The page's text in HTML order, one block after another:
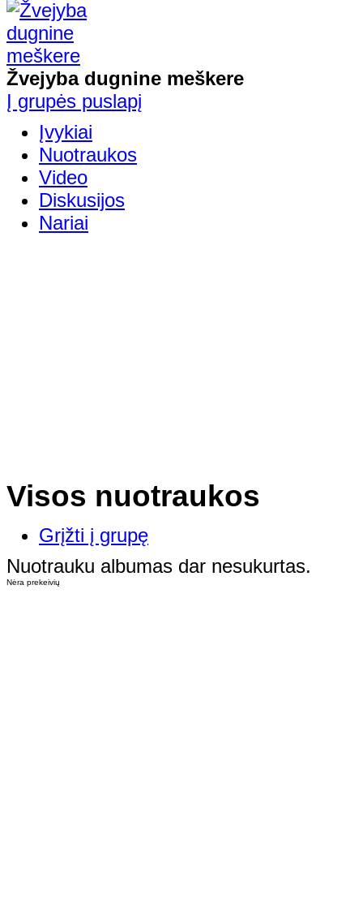
Žvejyba dugnine meškere
Į grupės puslapį
Įvykiai
Nuotraukos
Video
Diskusijos
Nariai
Visos nuotraukos
Grįžti į grupę
Nuotrauku albumas dar nesukurtas.
Nėra prekeivių